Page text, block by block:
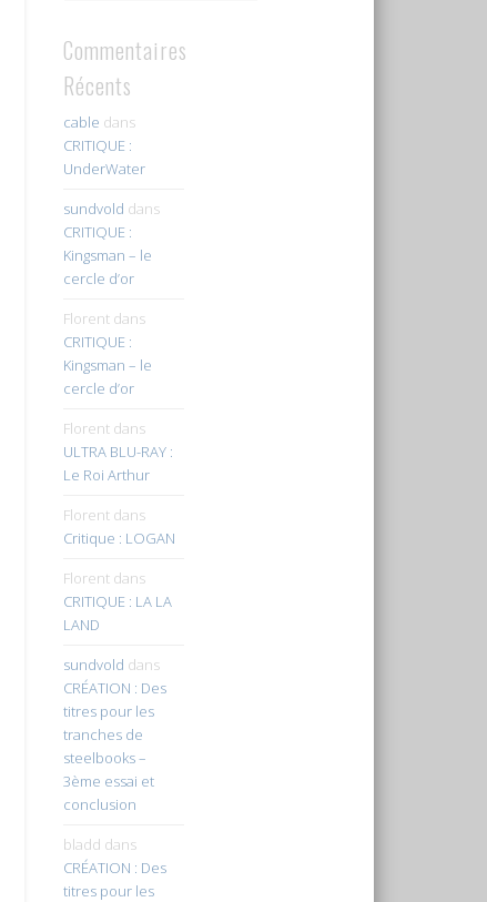
Commentaires
Récents
cable dans
CRITIQUE :
UnderWater
sundvold dans
CRITIQUE :
Kingsman – le
cercle d’or
Florentdans
CRITIQUE :
Kingsman – le
cercle d’or
Florentdans
ULTRA BLU-RAY :
Le Roi Arthur
Florentdans
Critique : LOGAN
Florentdans
CRITIQUE : LA LA
LAND
sundvold dans
CRÉATION : Des
titres pour les
tranches de
steelbooks –
3ème essai et
conclusion
bladd dans
CRÉATION : Des
titres pour les